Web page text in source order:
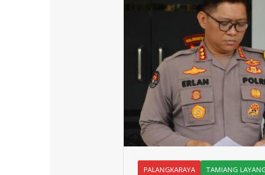
PALANGKARAYA TAMIANG